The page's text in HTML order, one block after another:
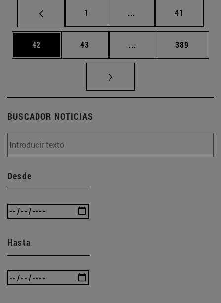
Página
1 ... Páginas intermedias
Página
41
Página
42 Página
43 ... Páginas intermedias
Página
389
BUSCADOR NOTICIAS
Desde
Hasta